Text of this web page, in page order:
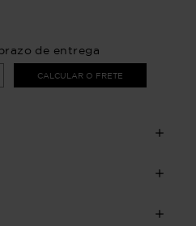
de entrega
CALCULAR O FRETE